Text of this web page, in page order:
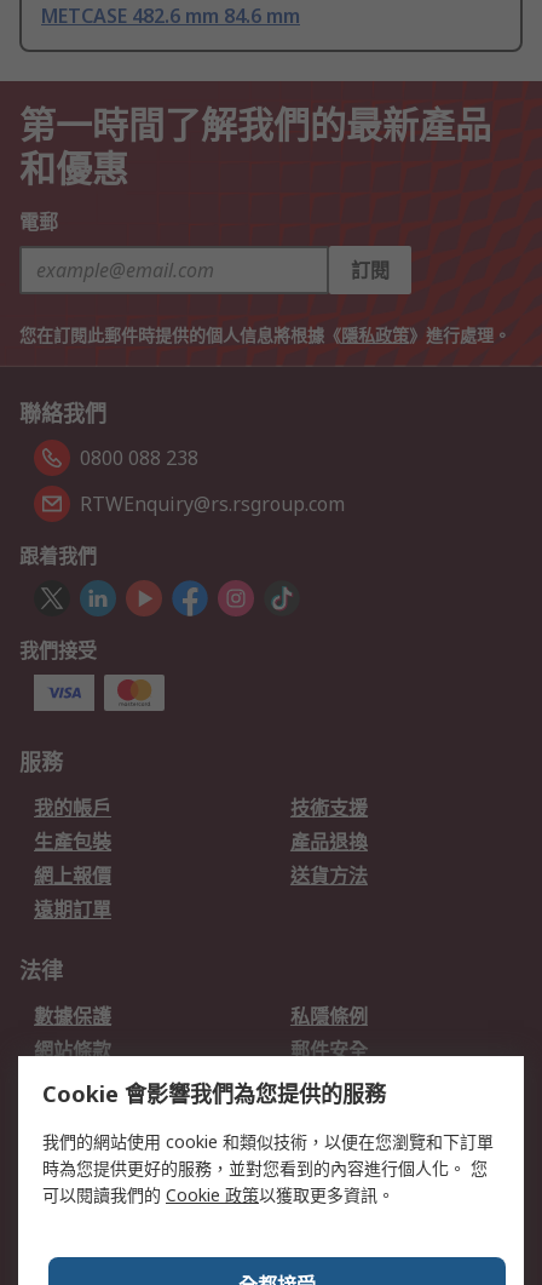
METCASE 482.6 mm 84.6 mm
第一時間了解我們的最新產品
和優惠
電郵
訂閱
您在訂閱此郵件時提供的個人信息將根據《隱私政策》進行處理。
聯絡我們
0800 088 238
RTWEnquiry@rs.rsgroup.com
跟着我們
我們接受
服務
我的帳戶
技術支援
生產包裝
產品退換
網上報價
送貨方法
遠期訂單
法律
數據保護
私隱條例
網站條款
郵件安全
销售条款和条件
關於RS
RS的歷史
關於RS
加入我們
新聞中心
Cookie 會影響我們為您提供的服務
我們的網站使用 cookie 和類似技術，以便在您瀏覽和下訂單
時為您提供更好的服務，並對您看到的內容進行個人化。 您
可以閱讀我們的 Cookie 政策以獲取更多資訊。